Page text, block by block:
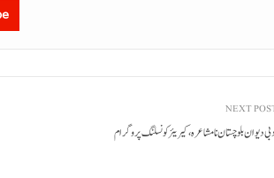
NEXT
دیوان بلوچستان نا مشاعرہ، کیریئر کونسلنگ پروگرام